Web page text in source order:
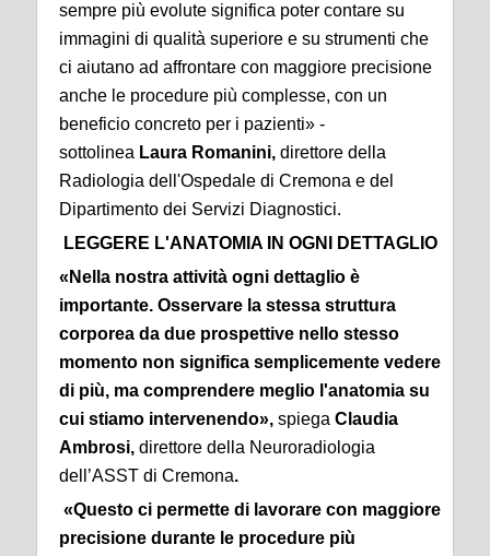
sempre più evolute significa poter contare su
immagini di qualità superiore e su strumenti che
ci aiutano ad affrontare con maggiore precisione
anche le procedure più complesse, con un
beneficio concreto per i pazienti» -
sottolinea Laura Romanini, direttore della
Radiologia dell'Ospedale di Cremona e del
Dipartimento dei Servizi Diagnostici.
LEGGERE L'ANATOMIA IN OGNI DETTAGLIO
«Nella nostra attività ogni dettaglio è
importante. Osservare la stessa struttura
corporea da due prospettive nello stesso
momento non significa semplicemente vedere
di più, ma comprendere meglio l'anatomia su
cui stiamo intervenendo», spiega Claudia
Ambrosi, direttore della Neuroradiologia
dell’ASST di Cremona.
«Questo ci permette di lavorare con maggiore
precisione durante le procedure più